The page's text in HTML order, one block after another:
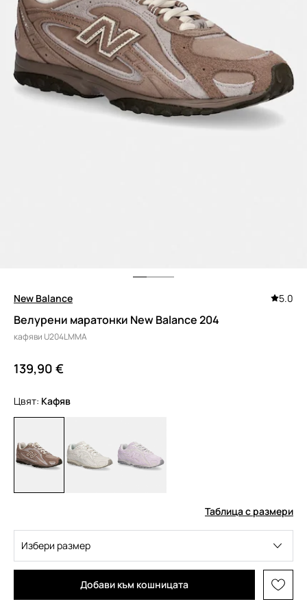
New Balance 5.0
Велурени маратонки New Balance 204
кафяви U204LMMA
139,90 €
Цвят: кафяв
Таблица с размери
Избери размер
Добави към кошницата